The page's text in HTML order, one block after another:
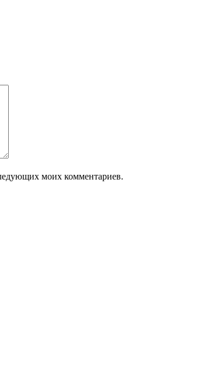
моих комментариев.